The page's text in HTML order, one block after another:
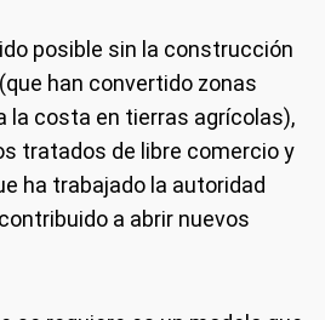
posible sin la construcción
han convertido zonas
la costa en tierras agrícolas),
tratados de libre comercio y
ha trabajado la autoridad
a abrir nuevos